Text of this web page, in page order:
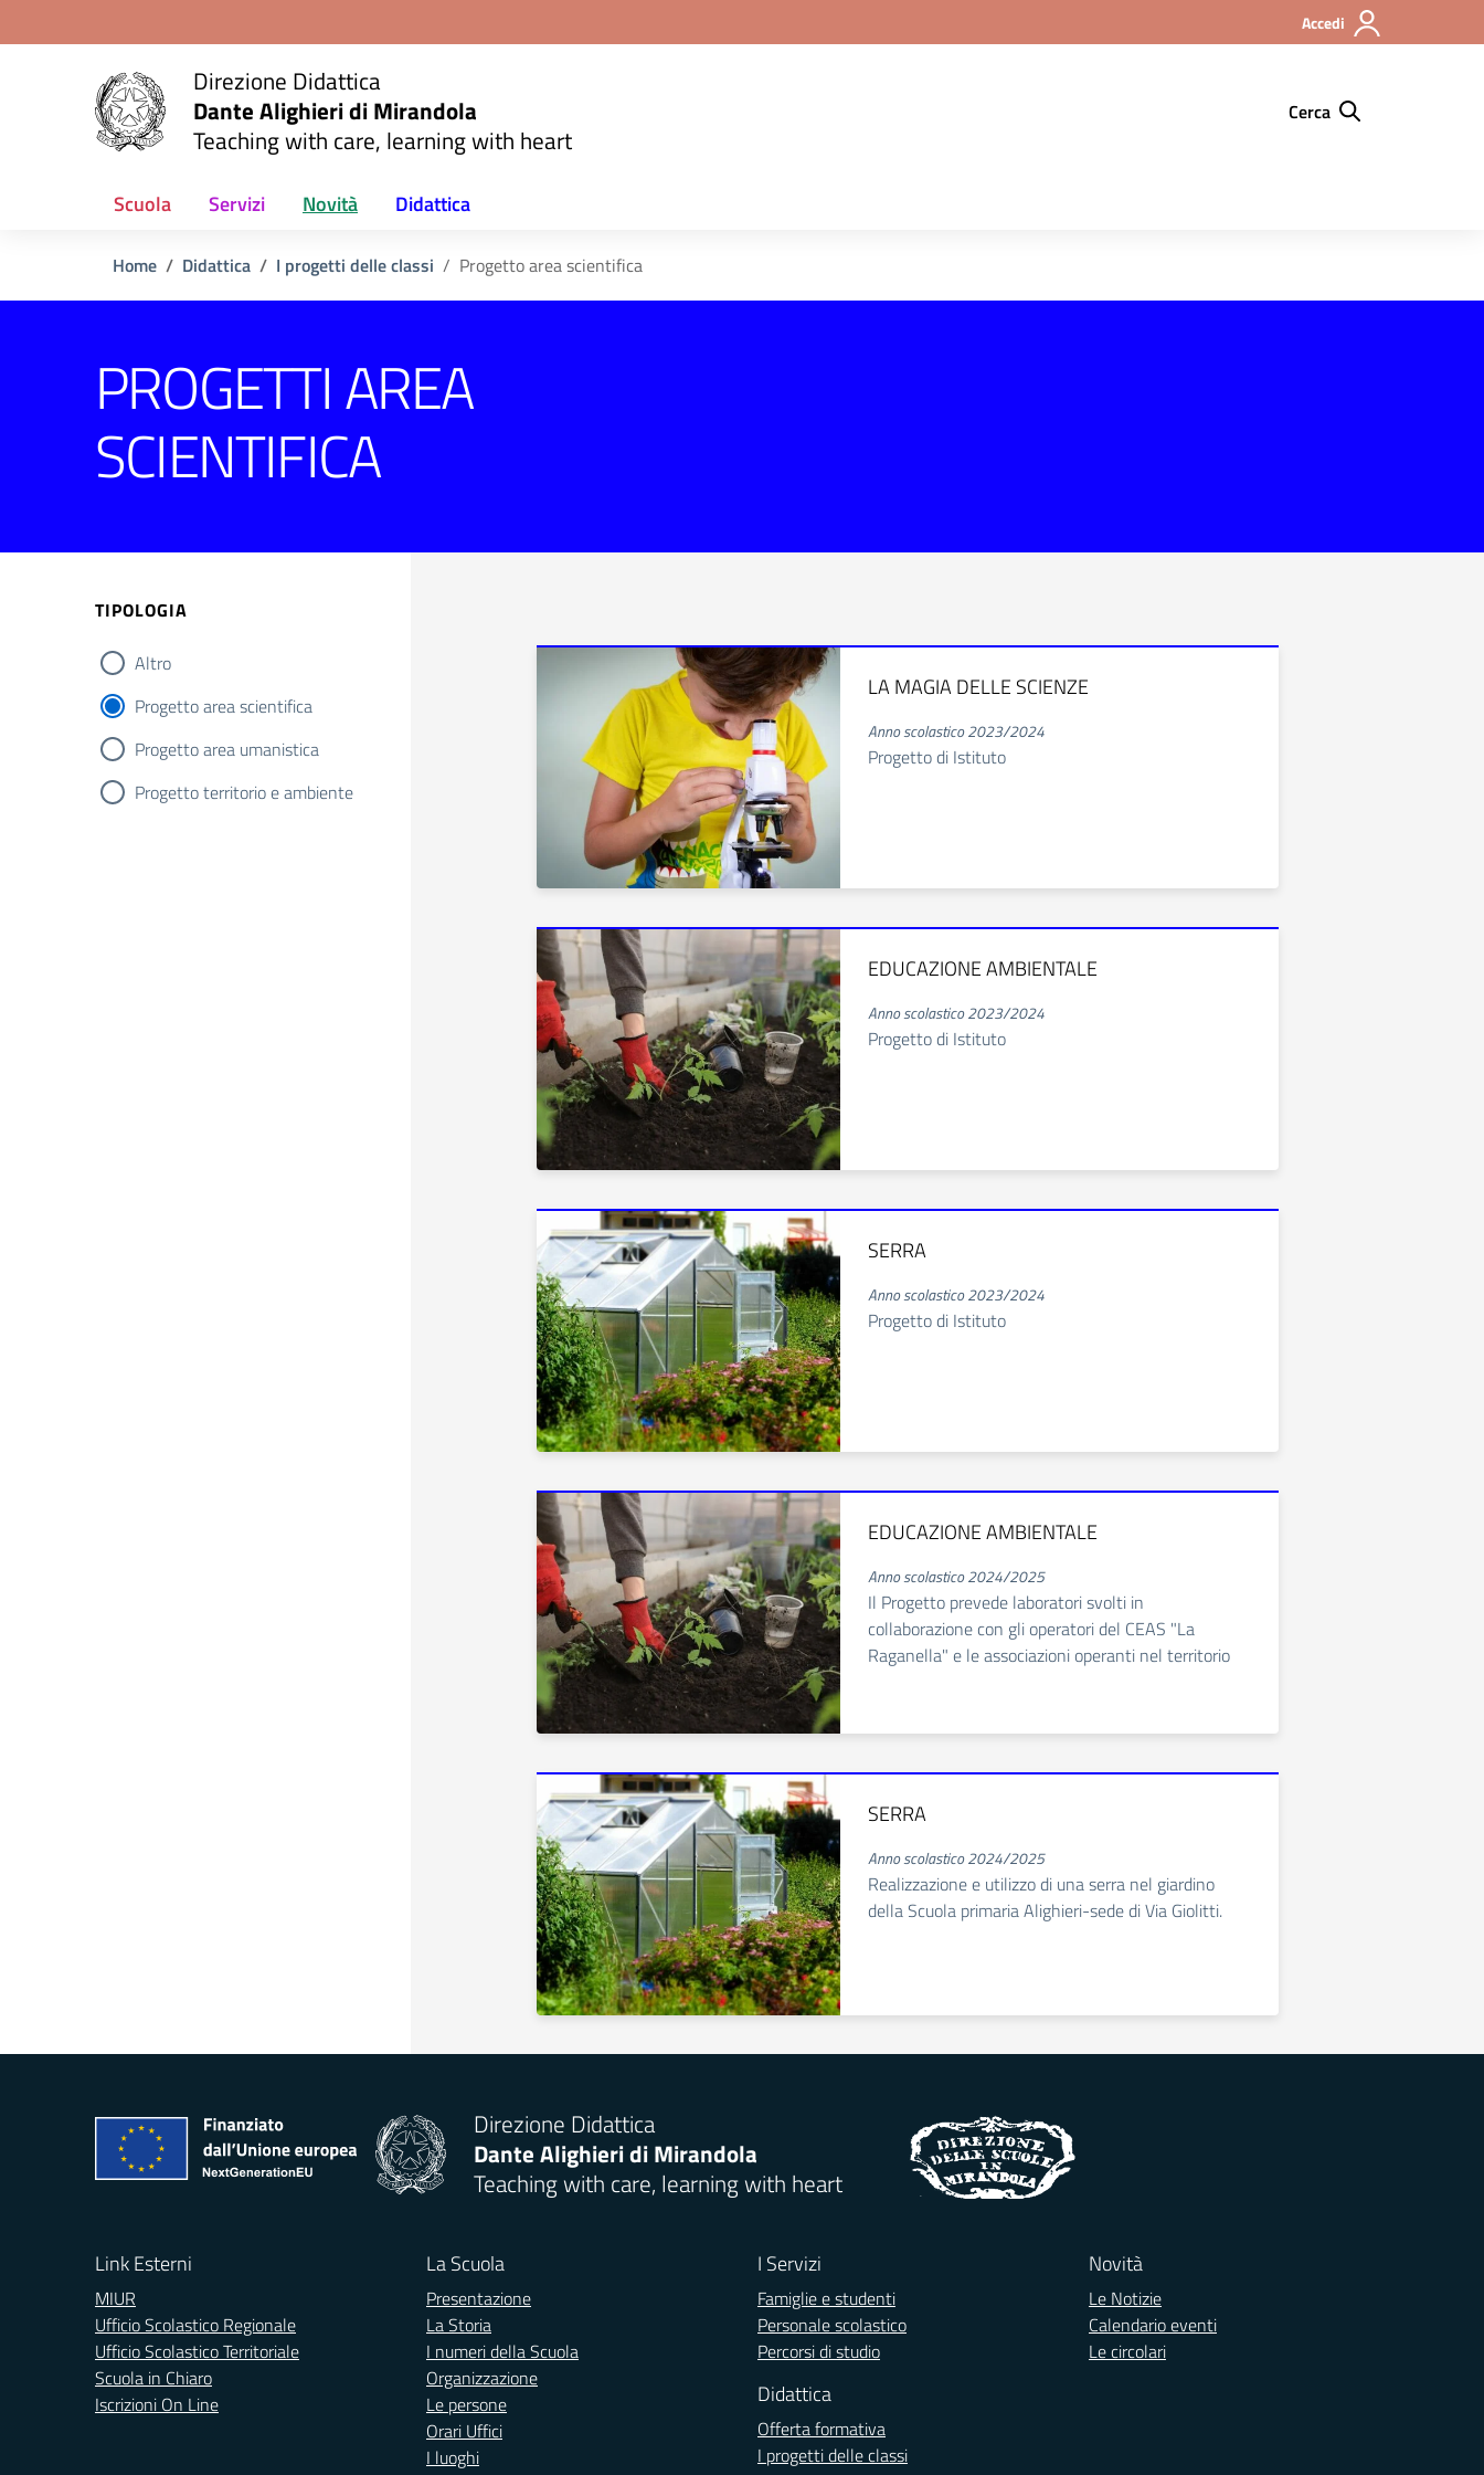
Accedi
Direzione Didattica
Dante Alighieri di Mirandola
Teaching with care, learning with heart
Cerca
Scuola Servizi Novità Didattica
Home Didattica I progetti delle classi Progetto area scientifica
PROGETTI AREA
SCIENTIFICA
TIPOLOGIA
Altro
Progetto area scientifica
Progetto area umanistica
Progetto territorio e ambiente
LA MAGIA DELLE SCIENZE
Anno scolastico 2023/2024
Progetto di Istituto
EDUCAZIONE AMBIENTALE
Anno scolastico 2023/2024
Progetto di Istituto
SERRA
Anno scolastico 2023/2024
Progetto di Istituto
EDUCAZIONE AMBIENTALE
Anno scolastico 2024/2025
Il Progetto prevede laboratori svolti in
collaborazione con gli operatori del CEAS "La
Raganella" e le associazioni operanti nel territorio
SERRA
Anno scolastico 2024/2025
Realizzazione e utilizzo di una serra nel giardino
della Scuola primaria Alighieri-sede di Via Giolitti.
Direzione Didattica
Dante Alighieri di Mirandola
Teaching with care, learning with heart
Link Esterni
MIUR
Ufficio Scolastico Regionale
Ufficio Scolastico Territoriale
Scuola in Chiaro
Iscrizioni On Line
La Scuola
Presentazione
La Storia
I numeri della Scuola
Organizzazione
Le persone
Orari Uffici
I luoghi
I Servizi
Famiglie e studenti
Personale scolastico
Percorsi di studio
Didattica
Offerta formativa
I progetti delle classi
Novità
Le Notizie
Calendario eventi
Le circolari